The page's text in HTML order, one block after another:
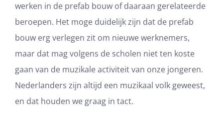
werken in de prefab bouw of daaraan gerelateerde
beroepen. Het moge duidelijk zijn dat de prefab
bouw erg verlegen zit om nieuwe werknemers,
maar dat mag volgens de scholen niet ten koste
gaan van de muzikale activiteit van onze jongeren.
Nederlanders zijn altijd een muzikaal volk geweest,
en dat houden we graag in tact.